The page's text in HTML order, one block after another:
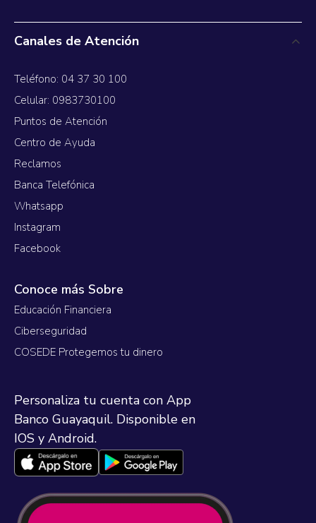
Canales de Atención
Teléfono: 04 37 30 100
Celular: 0983730100
Puntos de Atención
Centro de Ayuda
Reclamos
Banca Telefónica
Whatsapp
Instagram
Facebook
Conoce más Sobre
Educación Financiera
Ciberseguridad
COSEDE Protegemos tu dinero
Personaliza tu cuenta con App
Banco Guayaquil. Disponible en
IOS y Android.